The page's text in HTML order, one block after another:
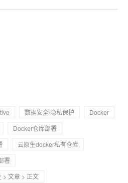
数据安全/隐私保护
Docker
Docker仓库部署
云原生docker私有仓库
署
> 文章 > 正文